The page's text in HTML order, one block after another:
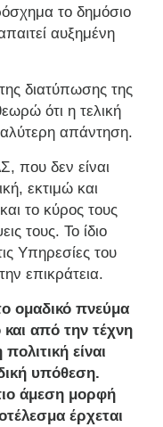
το δημόσιο
αυξημένη
διατύπωσης της
ότι η τελική
απάντηση.
που δεν είναι
εκτιμώ και
το κύρος τους
τους. Το ίδιο
Υπηρεσίες του
επικράτεια.
ομαδικό πνεύμα
από την τέχνη
είναι
υπόθεση.
άμεση μορφή
έρχεται